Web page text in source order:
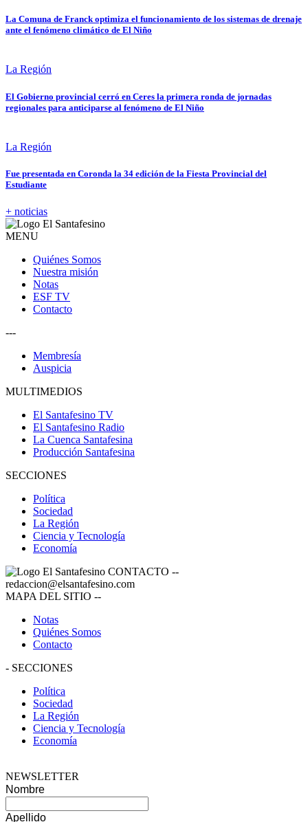
La Comuna de Franck optimiza el funcionamiento de los sistemas de drenaje
ante el fenómeno climático de El Niño
La Región
El Gobierno provincial cerró en Ceres la primera ronda de jornadas
regionales para anticiparse al fenómeno de El Niño
La Región
Fue presentada en Coronda la 34 edición de la Fiesta Provincial del
Estudiante
+ noticias
MENU
Quiénes Somos
Nuestra misión
Notas
ESF TV
Contacto
---
Membresía
Auspicia
MULTIMEDIOS
El Santafesino TV
El Santafesino Radio
La Cuenca Santafesina
Producción Santafesina
SECCIONES
Política
Sociedad
La Región
Ciencia y Tecnología
Economía
CONTACTO --
redaccion@elsantafesino.com
MAPA DEL SITIO --
Notas
Quiénes Somos
Contacto
- SECCIONES
Política
Sociedad
La Región
Ciencia y Tecnología
Economía
NEWSLETTER
Nombre
Apellido